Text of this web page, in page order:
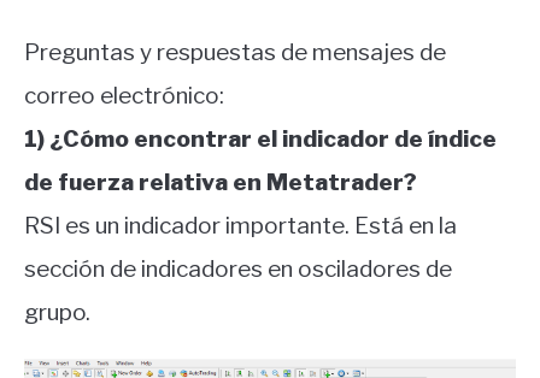
Preguntas y respuestas de mensajes de
correo electrónico:
1) ¿Cómo encontrar el indicador de índice
de fuerza relativa en Metatrader?
RSI es un indicador importante. Está en la
sección de indicadores en osciladores de
grupo.